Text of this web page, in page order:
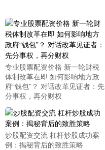
专业股票配资价格 新一轮财税
体制改革在即 如何影响地方政
府“钱包”？ 对话改革见证者：先
分事权，再分财权
炒股配资交流 杠杆炒股成功案
例：揭秘背后的致胜策略